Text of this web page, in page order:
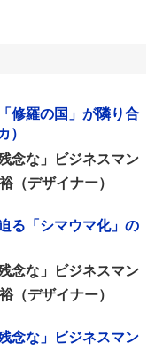
修羅の国」が隣り合
）
念な」ビジネスマン
（デザイナー）
る「シマウマ化」の
念な」ビジネスマン
（デザイナー）
念な」ビジネスマン